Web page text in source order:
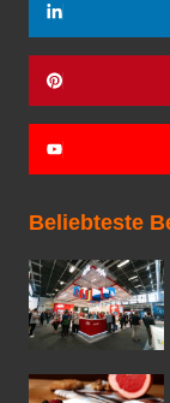
Beliebteste